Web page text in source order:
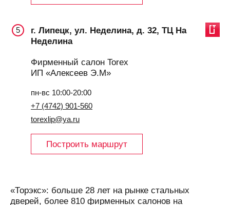
5
г. Липецк, ул. Неделина, д. 32, ТЦ На
Неделина
Фирменный салон Torex
ИП «Алексеев Э.М»
пн-вс 10:00-20:00
+7 (4742) 901-560
torexlip@ya.ru
Построить маршрут
«Торэкс»: больше 28 лет на рынке стальных
дверей, более 810 фирменных салонов на